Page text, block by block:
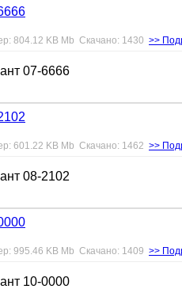
804.12 KB Mb Скачано: 1430 >>
07-6666
601.22 KB Mb Скачано: 1462 >>
08-2102
995.46 KB Mb Скачано: 1409 >>
10-0000